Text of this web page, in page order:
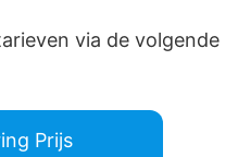
via de volgende
Prijs